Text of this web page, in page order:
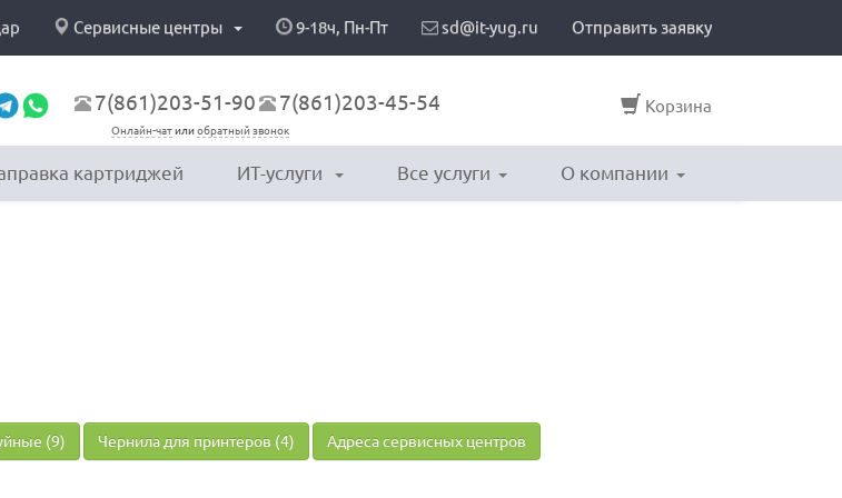
Сервисные центры 9-18ч, Пн-Пт sd@it-yug.ru Отправить заявку
7(861)203-51-90 7(861)203-45-54
Онлайн-чатилиобратный звонок
Корзина
картриджей ИТ-услуги Все услуги О компании
(9) Чернила для принтеров (4) Адреса сервисных центров